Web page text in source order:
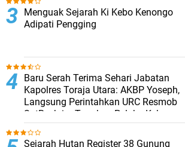
Menguak Sejarah Ki Kebo Kenongo
Adipati Pengging
Baru Serah Terima Sehari Jabatan
Kapolres Toraja Utara: AKBP Yoseph,
Langsung Perintahkan URC Resmob
SatReskrim Tangkap Pelaku Kekerasan
Seksual Anak Di Bawah Umur
Sejarah Hutan Register 38 Gunung